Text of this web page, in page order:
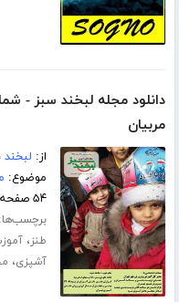
مربیان
از: لبخند
موضوع:
۵۴ صفحه
برچسب‌ها:
طنز،
آشپزی،